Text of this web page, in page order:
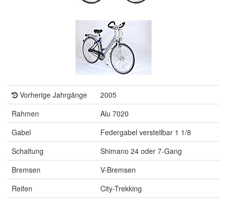
Vorherige Jahrgänge
2005
Rahmen
Alu 7020
Gabel
Federgabel verstellbar 1 1/8
Schaltung
Shimano 24 oder 7-Gang
Bremsen
V-Bremsen
Reifen
City-Trekking